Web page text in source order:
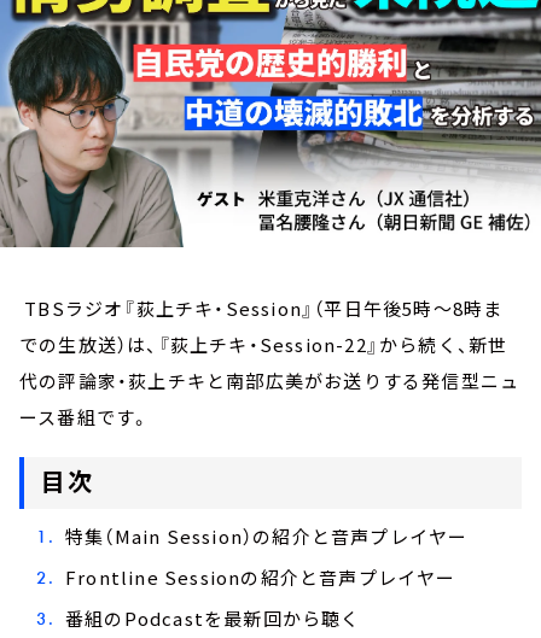
TBSラジオ『荻上チキ・Session』（平日午後5時～8時ま
での生放送）は、『荻上チキ・Session-22』から続く、新世
代の評論家・荻上チキと南部広美がお送りする発信型ニュ
ース番組です。
目次
特集（Main Session）の紹介と音声プレイヤー
Frontline Sessionの紹介と音声プレイヤー
番組のPodcastを最新回から聴く